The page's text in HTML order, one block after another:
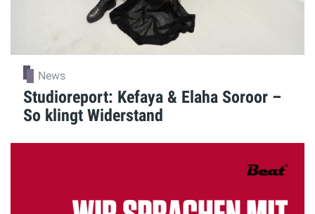
News
Studioreport: Kefaya & Elaha Soroor –
So klingt Widerstand